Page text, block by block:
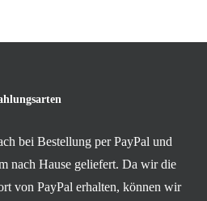
bei Bestellung per PayPal und
nach Hause geliefert. Da wir die
von PayPal erhalten, können wir